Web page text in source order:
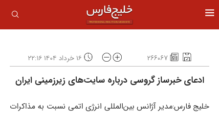
266067 ۱۶ خرداد ۱۴۰۴ ۲۲:۱۶
ادعای خبرساز گروسی درباره سایت‌های زیرزمینی ایران
خلیج فارس:مدیر آژانس بین‌المللی انرژی اتمی نسبت به مذاکرات